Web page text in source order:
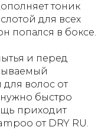
тоник
для всех
попался в боксе.
и перед
волос от
нужно быстро
приходит
от DRY RU.